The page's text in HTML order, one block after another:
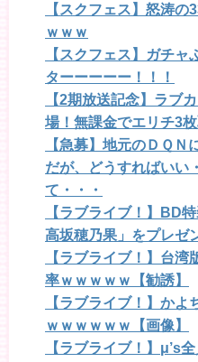
【スクフェス】怒涛の
ｗｗｗ
【スクフェス】ガチ
ターーーーー！！！
【2期放送記念】ラブ
場！無課金でエリチ3
【急募】地元のＤＱ
だが、どうすればいい
て・・・
【ラブライブ！】BD
高坂穂乃果」をプレゼ
【ラブライブ！】台
率ｗｗｗｗｗ【勧誘】
【ラブライブ！】かよ
ｗｗｗｗｗｗ【画像】
【ラブライブ！】μ’s